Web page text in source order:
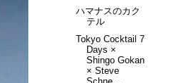
ハマナスのカク
テル
Tokyo Cocktail 7
Days ×
Shingo Gokan
× Steve